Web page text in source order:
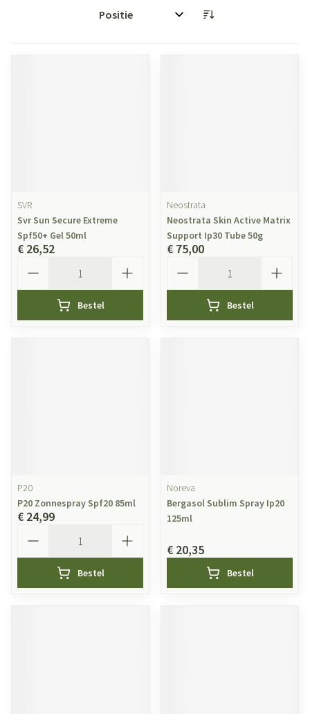
Sorteer op:
SVR
Svr Sun Secure Extreme
Spf50+ Gel 50ml
€ 26,52
Bestel
Neostrata
Neostrata Skin Active Matrix
Support Ip30 Tube 50g
€ 75,00
Bestel
P20
P20 Zonnespray Spf20 85ml
€ 24,99
Bestel
Noreva
Bergasol Sublim Spray Ip20
125ml
€ 20,35
Bestel